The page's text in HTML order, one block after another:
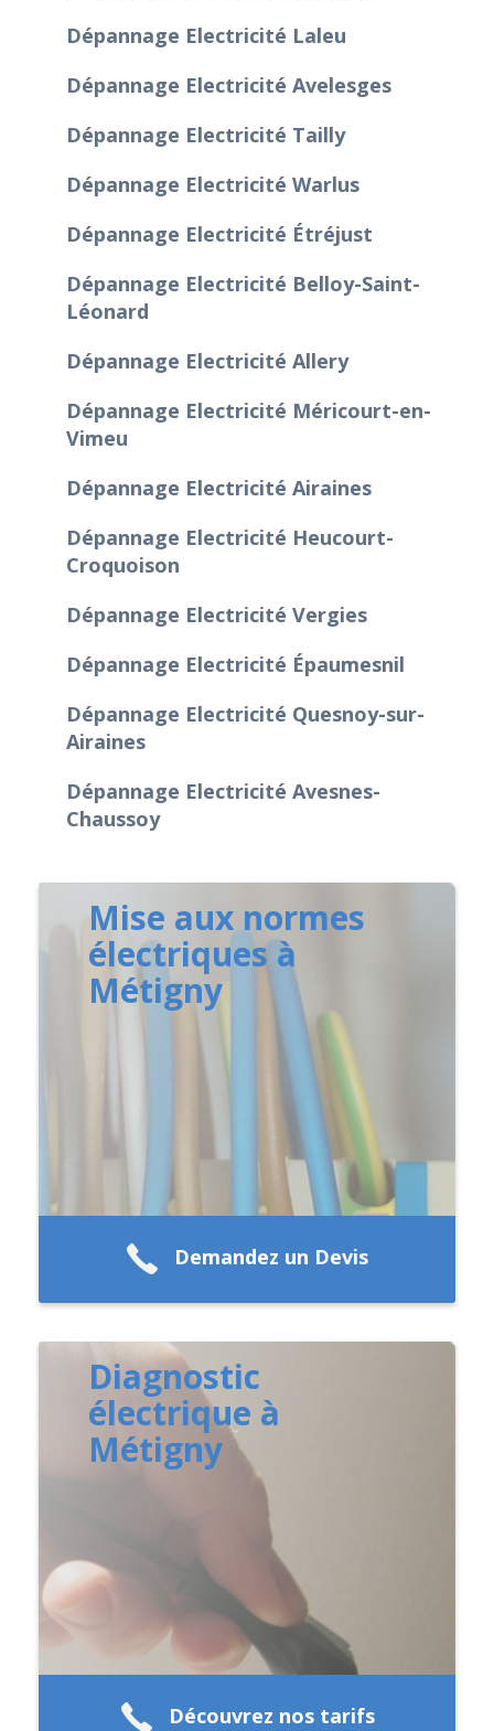
Dépannage Electricité Laleu
Dépannage Electricité Avelesges
Dépannage Electricité Tailly
Dépannage Electricité Warlus
Dépannage Electricité Étréjust
Dépannage Electricité Belloy-Saint-
Léonard
Dépannage Electricité Allery
Dépannage Electricité Méricourt-en-
Vimeu
Dépannage Electricité Airaines
Dépannage Electricité Heucourt-
Croquoison
Dépannage Electricité Vergies
Dépannage Electricité Épaumesnil
Dépannage Electricité Quesnoy-sur-
Airaines
Dépannage Electricité Avesnes-
Chaussoy
Mise aux normes
électriques à
Métigny
Demandez un Devis
Diagnostic
électrique à
Métigny
Découvrez nos tarifs